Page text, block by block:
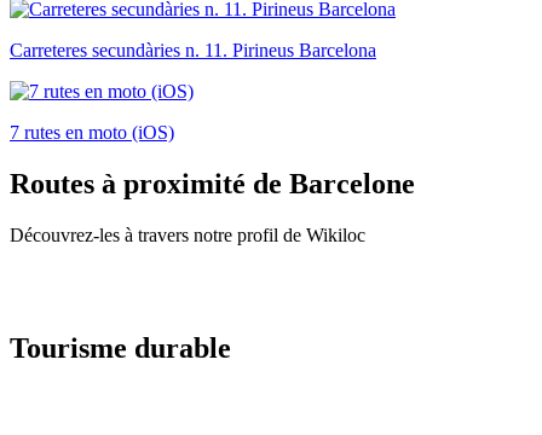
Carreteres secundàries n. 11. Pirineus Barcelona
7 rutes en moto (iOS)
Routes à proximité de Barcelone
Découvrez-les à travers notre profil de Wikiloc
Tourisme durable